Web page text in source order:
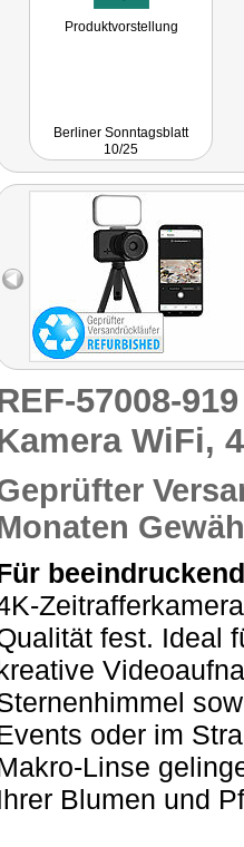
Produktvorstellung
Berliner Sonntagsblatt
10/25
57008-
WiFi,
fest. Ideal
oder im
Linse
Blumen und